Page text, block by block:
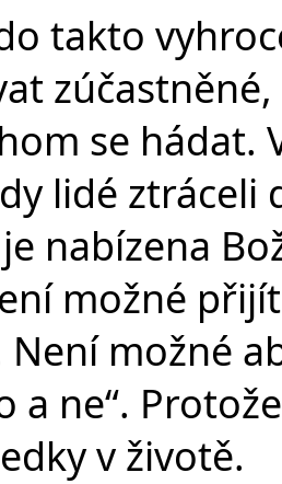
takto
se hádat.
lidé ztráceli
nabízena
možné
Není možné
a ne“.
v životě.